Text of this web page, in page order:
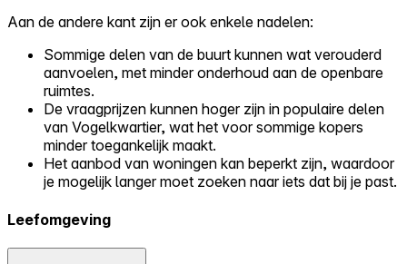
Aan de andere kant zijn er ook enkele nadelen:
Sommige delen van de buurt kunnen wat verouderd
aanvoelen, met minder onderhoud aan de openbare
ruimtes.
De vraagprijzen kunnen hoger zijn in populaire delen
van Vogelkwartier, wat het voor sommige kopers
minder toegankelijk maakt.
Het aanbod van woningen kan beperkt zijn, waardoor
je mogelijk langer moet zoeken naar iets dat bij je past.
Leefomgeving